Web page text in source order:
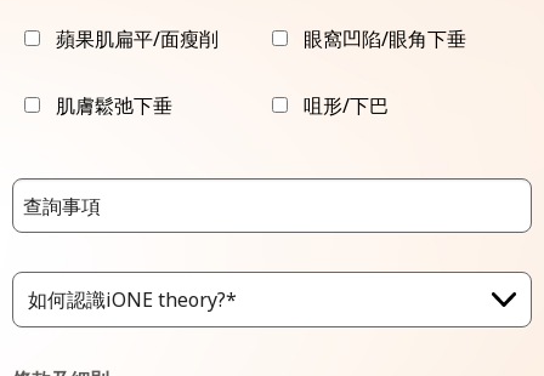
蘋果肌扁平/面瘦削 眼窩凹陷/眼角下垂
肌膚鬆弛下垂 咀形/下巴
如何認識iONE theory?*